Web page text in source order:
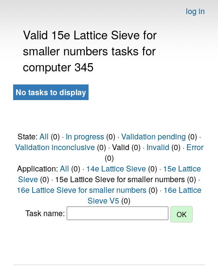
log in
Valid 15e Lattice Sieve for
smaller numbers tasks for
computer 345
No tasks to display
State: All (0) · In progress(0) · Validation pending (0) ·
Validation inconclusive(0) · Valid (0) · Invalid (0) · Error
(0)
Application: All (0) · 14e Lattice Sieve (0) · 15e Lattice
Sieve (0) · 15e Lattice Sieve for smaller numbers (0) ·
16e Lattice Sieve for smaller numbers (0) · 16e Lattice
Sieve V5 (0)
Task name: